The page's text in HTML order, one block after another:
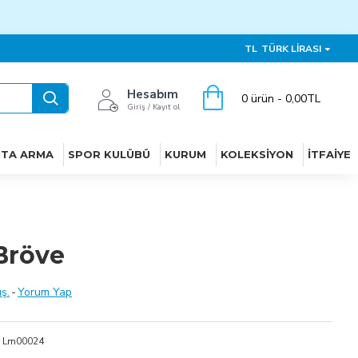
TL TÜRK LIRASI
Hesabım
Giriş / Kayıt ol
0 ürün - 0,00TL
ARMA SPOR KULÜBÜ KURUM KOLEKSIYON İTFAIYE
-Yorum Yap
Lm00024